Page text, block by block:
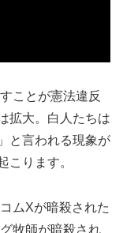
ことが憲法違反
拡大。白人たちは
と言われる現象が
こります。
ムXが暗殺された
牧師が暗殺され